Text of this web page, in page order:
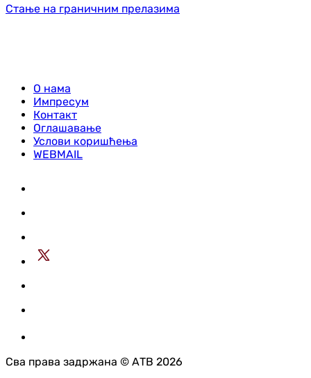
Стање на граничним прелазима
О нама
Импресум
Контакт
Оглашавање
Услови коришћења
WEBMAIL
Сва права задржана © АТВ 2026